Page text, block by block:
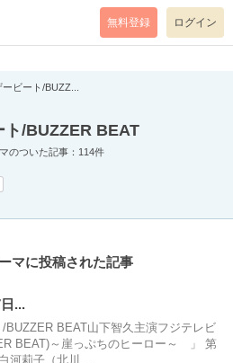
code=0 mode=return level=notice
無料登録 ログイン
ービート/BUZZ...
ト/BUZZER BEAT
のついた記事：114件
マに投稿された記事
...
BUZZER BEAT山下智久主演フジテレビ
BEAT)～崖っぷちのヒーロー～ 」 第
河莉子（北川...